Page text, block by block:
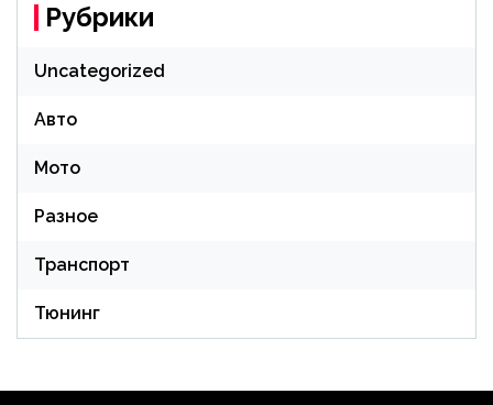
Рубрики
Uncategorized
Авто
Мото
Разное
Транспорт
Тюнинг